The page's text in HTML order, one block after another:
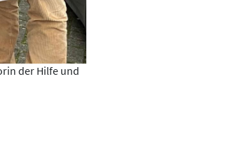
der Hilfe und